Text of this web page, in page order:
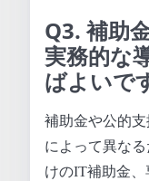
Q3. 補助
実務的な
ばよいで
補助金や公的
によって異な
けのIT補助金